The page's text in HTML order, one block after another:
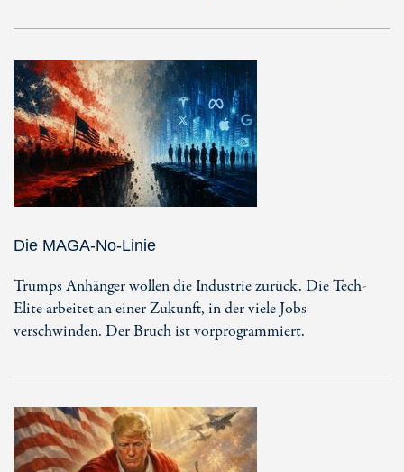
Die MAGA-No-Linie
Trumps Anhänger wollen die Industrie zurück. Die Tech-
Elite arbeitet an einer Zukunft, in der viele Jobs
verschwinden. Der Bruch ist vorprogrammiert.